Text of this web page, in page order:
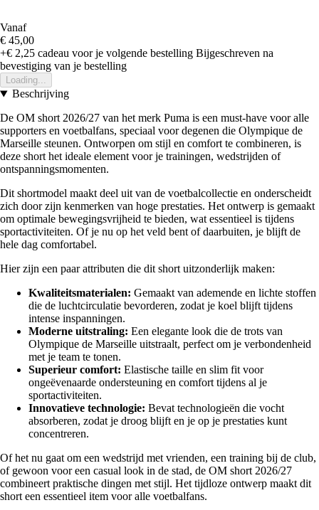
Vanaf
€ 45,00
+€ 2,25 cadeau voor je volgende bestelling Bijgeschreven na
bevestiging van je bestelling
Loading...
Beschrijving
De OM short 2026/27 van het merk Puma is een must-have voor alle
supporters en voetbalfans, speciaal voor degenen die Olympique de
Marseille steunen. Ontworpen om stijl en comfort te combineren, is
deze short het ideale element voor je trainingen, wedstrijden of
ontspanningsmomenten.
Dit shortmodel maakt deel uit van de voetbalcollectie en onderscheidt
zich door zijn kenmerken van hoge prestaties. Het ontwerp is gemaakt
om optimale bewegingsvrijheid te bieden, wat essentieel is tijdens
sportactiviteiten. Of je nu op het veld bent of daarbuiten, je blijft de
hele dag comfortabel.
Hier zijn een paar attributen die dit short uitzonderlijk maken:
Kwaliteitsmaterialen: Gemaakt van ademende en lichte stoffen
die de luchtcirculatie bevorderen, zodat je koel blijft tijdens
intense inspanningen.
Moderne uitstraling: Een elegante look die de trots van
Olympique de Marseille uitstraalt, perfect om je verbondenheid
met je team te tonen.
Superieur comfort: Elastische taille en slim fit voor
ongeëvenaarde ondersteuning en comfort tijdens al je
sportactiviteiten.
Innovatieve technologie: Bevat technologieën die vocht
absorberen, zodat je droog blijft en je op je prestaties kunt
concentreren.
Of het nu gaat om een wedstrijd met vrienden, een training bij de club,
of gewoon voor een casual look in de stad, de OM short 2026/27
combineert praktische dingen met stijl. Het tijdloze ontwerp maakt dit
short een essentieel item voor alle voetbalfans.